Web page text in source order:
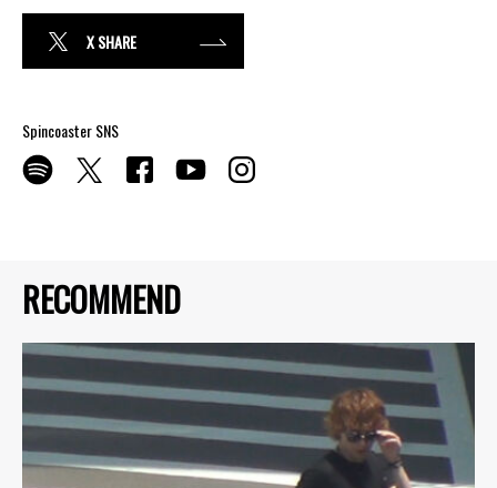
RECOMMEND
X SHARE
Spincoaster SNS